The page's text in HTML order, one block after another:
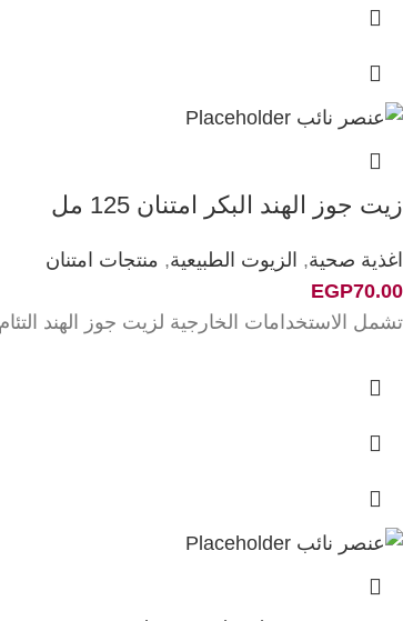
زيت جوز الهند البكر امتنان 125 مل
اغذية صحية, الزيوت الطبيعية, منتجات امتنان
EGP70.00
تشمل الاستخدامات الخارجية لزيت جوز الهند